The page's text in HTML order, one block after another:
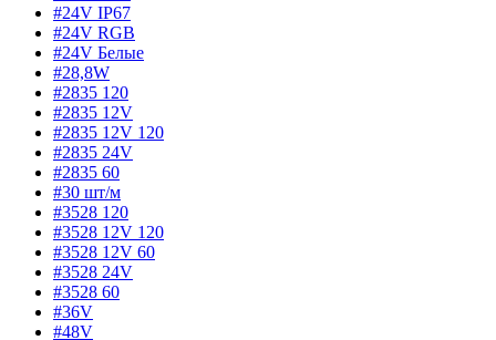
#24V IP67
#24V RGB
#24V Белые
#28,8W
#2835 120
#2835 12V
#2835 12V 120
#2835 24V
#2835 60
#30 шт/м
#3528 120
#3528 12V 120
#3528 12V 60
#3528 24V
#3528 60
#36V
#48V